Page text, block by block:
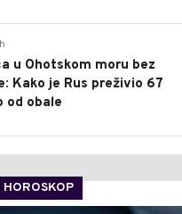
u Ohotskom moru bez
Kako je Rus preživio 67
od obale